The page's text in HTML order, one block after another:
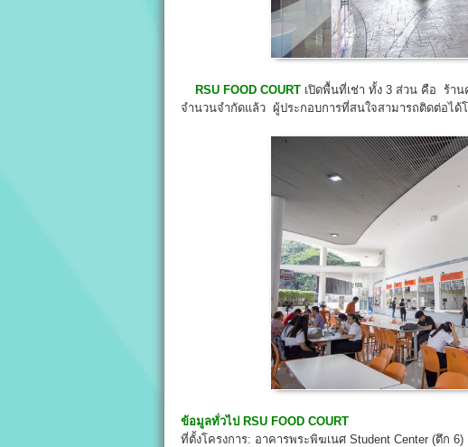
RSU FOOD COURT เปิดพื้นที่เช่า ทั้ง 3 ส่วน คือ ร้าน
จำนวนจำกัดแล้ว ผู้ประกอบการที่สนใจสามารถติดต่อได้
ข้อมูลทั่วไป RSU FOOD COURT
ที่ตั้งโครงการ: อาคารพระพิฆเนศ Student Center (ตึก